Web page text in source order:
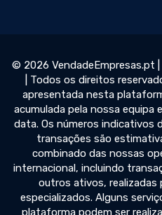
© 2026 VendadeEmpresas.pt
| Todos os direitos
apresentada nesta
acumulada pela nossa equipa
data. Os números indicativos
transações são
combinado das nossas
internacional, incluindo
outros ativos, realizadas
especializados. Alguns
plataforma podem ser